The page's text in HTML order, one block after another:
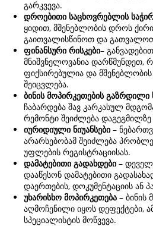
გარკვევა.
დროებითი საცხოვრებლის
ყიდით, მშენებლობის დროს
გაითვალისწინოთ და
ფინანსური რისკები–
მნიშვნელოვანია დარწმუნდეთ,
ფიქსირებულია და
შეიცვლება.
ბინისმოპირკეთებისგაზრდილი
ჩაბარდება შავ კარკასულ
რემონტი შეიძლება დაგეგმილზე
იურიდიული ნიუანსები –
არარსებობამ შეიძლება
უფლების რეგისტრაციისას.
დამატებითი გადახდები –
დააწესონ დამატებითი
დაერთების, დოკუმენტაციის ან
უხარისხო მოპირკეთება – ბინის
აღმოჩენილი იყოს დეფექტები,
სპეციალისტის მოწვევა.